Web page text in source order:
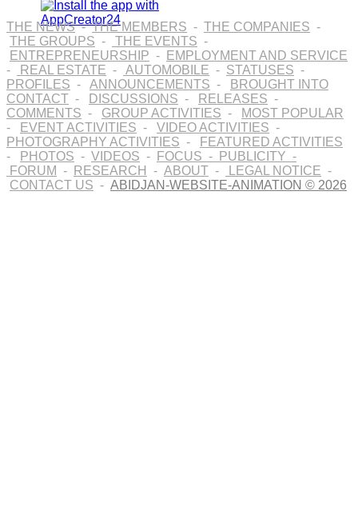
THE NEWS-THE MEMBERS - THE COMPANIES -
THE GROUPS - THE EVENTS -
ENTREPRENEURSHIP -
EMPLOYMENT AND SERVICE
-
REAL ESTATE - AUTOMOBILE - STATUSES -
PROFILES - ANNOUNCEMENTS -
BROUGHT INTO
CONTACT - DISCUSSIONS - RELEASES -
COMMENTS - GROUP ACTIVITIES -
MOST POPULAR
-
EVENT ACTIVITIES - VIDEO ACTIVITIES -
PHOTOGRAPHY ACTIVITIES -
FEATURED ACTIVITIES
-
PHOTOS - VIDEOS - FOCUS - PUBLICITY -
FORUM - RESEARCH - ABOUT - LEGAL NOTICE -
CONTACT US - ABIDJAN-WEBSITE-ANIMATION © 2026